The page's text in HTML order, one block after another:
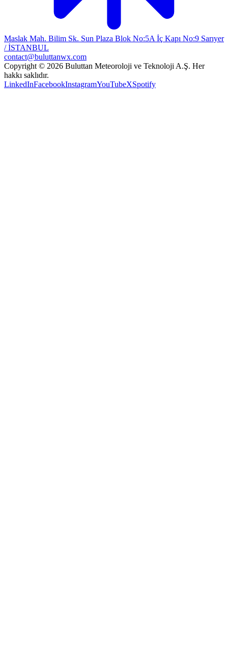
Maslak Mah. Bilim Sk. Sun Plaza Blok No:5A İç Kapı No:9 Sarıyer
/ İSTANBUL
contact@buluttanwx.com
Copyright © 2026 Buluttan Meteoroloji ve Teknoloji A.Ş. Her
hakkı saklıdır.
LinkedInFacebookInstagramYouTubeXSpotify